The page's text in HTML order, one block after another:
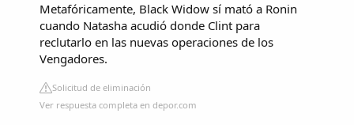
Metafóricamente, Black Widow sí mató a Ronin
cuando Natasha acudió donde Clint para
reclutarlo en las nuevas operaciones de los
Vengadores.
Solicitud de eliminación
Ver respuesta completa en depor.com